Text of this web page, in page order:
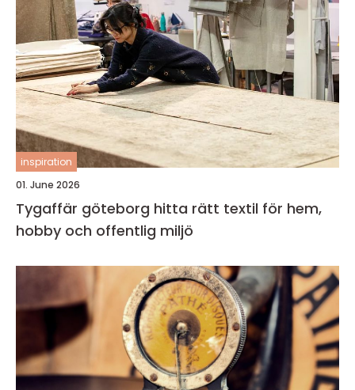
inspiration
01. June 2026
Tygaffär göteborg hitta rätt textil för hem,
hobby och offentlig miljö